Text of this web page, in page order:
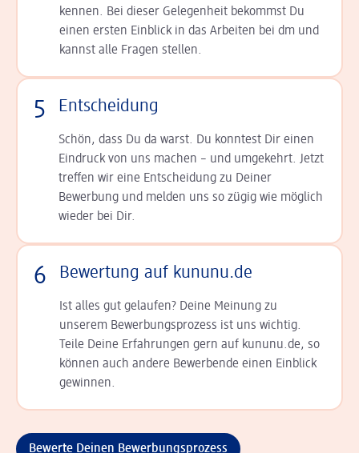
kennen. Bei dieser Gelegenheit bekommst Du
einen ersten Einblick in das Arbeiten bei dm und
kannst alle Fragen stellen.
5 Entscheidung
Schön, dass Du da warst. Du konntest Dir einen
Ein­druck von uns machen – und umgekehrt. Jetzt
tref­fen wir eine Entscheidung zu Deiner
Bewerbung und melden uns so zügig wie möglich
wieder bei Dir.
6 Bewertung auf kununu.de
Ist alles gut gelaufen? Deine Meinung zu
unserem Bewerbungsprozess ist uns wichtig.
Teile Deine Erfahrungen gern auf kununu.de, so
können auch andere Bewerbende einen Einblick
gewinnen.
Bewerte Deinen Bewerbungsprozess